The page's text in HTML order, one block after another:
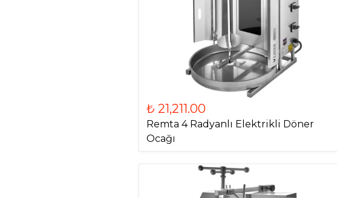
₺ 21,211.00
Remta 4 Radyanlı Elektrikli Döner
Ocağı